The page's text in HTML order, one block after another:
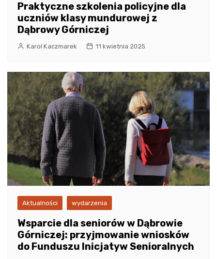
Praktyczne szkolenia policyjne dla
uczniów klasy mundurowej z
Dąbrowy Górniczej
Karol Kaczmarek 11 kwietnia 2025
Aktualności wydarzenia
Wsparcie dla seniorów w Dąbrowie
Górniczej: przyjmowanie wniosków
do Funduszu Inicjatyw Senioralnych